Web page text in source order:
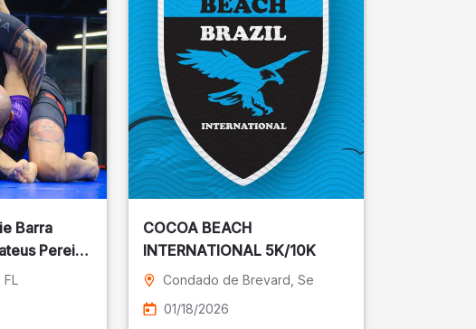
Barra
Pereira
, FL
COCOA BEACH
INTERNATIONAL 5K/10K
Condado de Brevard , Se
01/18/2026